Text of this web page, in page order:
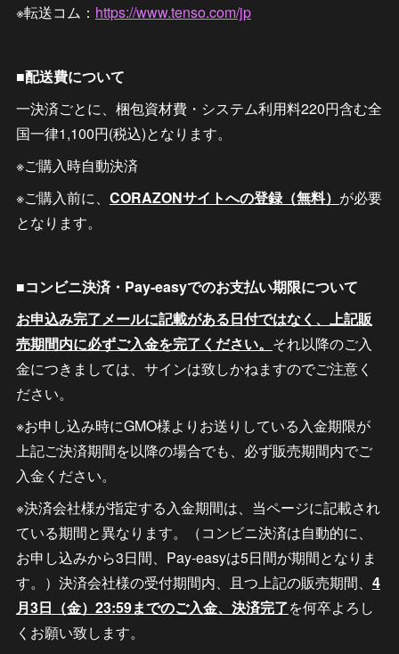
※転送コム： https://www.tenso.com/jp
■配送費について
一決済ごとに、梱包資材費・システム利用料220円含む全
国一律1,100円(税込)となります。
※ご購入時自動決済
※ご購入前に、 CORAZONサイトへの登録（無料） が必要
となります。
■コンビニ決済・Pay-easyでのお支払い期限について
お申込み完了メールに記載がある日付ではなく、上記販
売期間内に必ずご入金を完了ください。 それ以降のご入
金につきましては、サインは致しかねますのでご注意く
ださい。
※お申し込み時にGMO様よりお送りしている入金期限が
上記ご決済期間を以降の場合でも、必ず販売期間内でご
入金ください。
※決済会社様が指定する入金期間は、当ページに記載され
ている期間と異なります。（コンビニ決済は自動的に、
お申し込みから3日間、Pay-easyは5日間が期間となりま
す。）決済会社様の受付期間内、且つ上記の販売期間、 4
月3日（金）23:59までのご入金、決済完了を何卒よろし
くお願い致します。